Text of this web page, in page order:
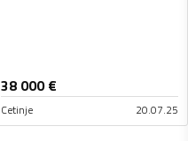
38 000€
Cetinje 20.07.25